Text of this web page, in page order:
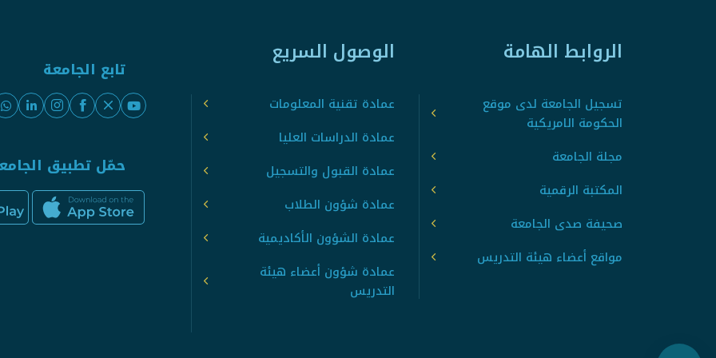
الروابط الهامة
تسجيل الجامعة لدى موقع
الحكومة الامريكية
مجلة الجامعة
المكتبة الرقمية
صحيفة صدى الجامعة
مواقع أعضاء هيئة التدريس
الوصول السريع
عمادة تقنية المعلومات
عمادة الدراسات العليا
عمادة القبول والتسجيل
عمادة شؤون الطلاب
عمادة الشؤون الأكاديمية
عمادة شؤون أعضاء هيئة
التدريس
تابع الجامعة
حمّل تطبيق